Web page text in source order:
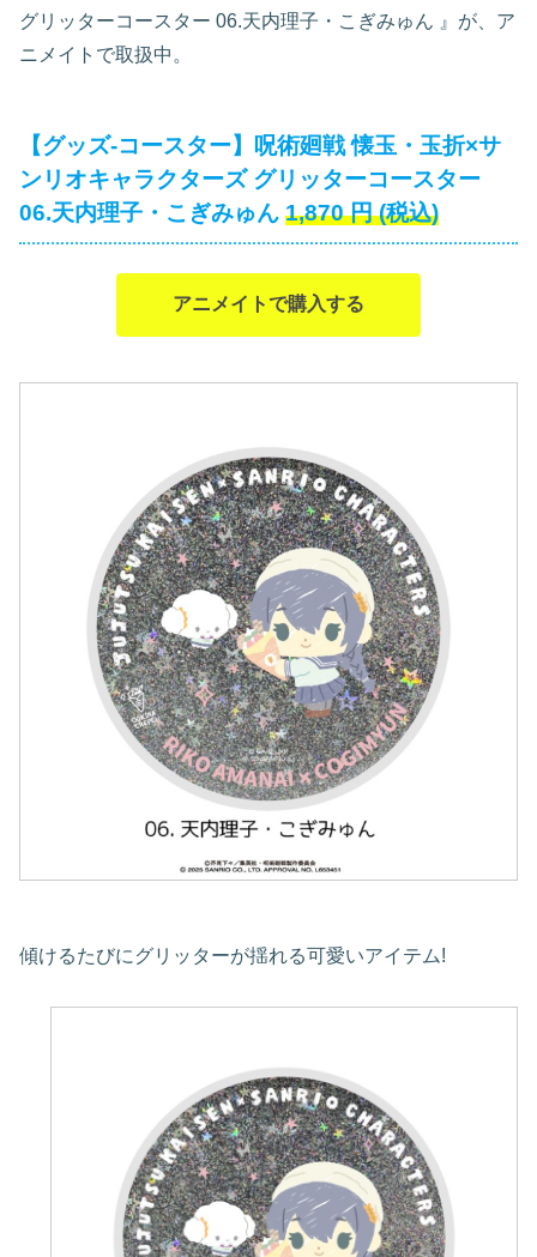
グリッターコースター 06.天内理子・こぎみゅん 』が、ア
ニメイトで取扱中。
【グッズ-コースター】呪術廻戦 懐玉・玉折×サ
ンリオキャラクターズ グリッターコースター
06.天内理子・こぎみゅん 1,870 円 (税込)
アニメイトで購入する
傾けるたびにグリッターが揺れる可愛いアイテム!